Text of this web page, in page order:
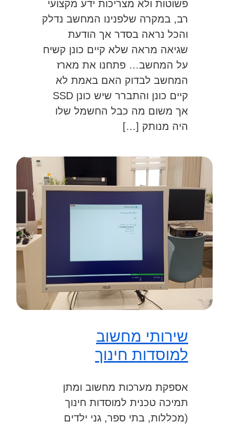
פשוטות ולא מצריכות ידע מקצועי
רב, במקרה שלפנינו המחשב נדלק
והכל נראה בסדר אך הודעת
שגיאה מראה שלא קיים כונן קשיח
על המחשב… פתחנו את מארז
המחשב לבדוק האם באמת לא
קיים כונן והתברר שיש כונן SSD
אך משום מה כבל החשמל שלו
היה מנותק […]
שירותי מחשוב
למוסדות חינוך
אספקת מערכות מחשוב ומתן
תמיכה טכנית למוסדות חינוך
(מכללות, בתי ספר, גני ילדים